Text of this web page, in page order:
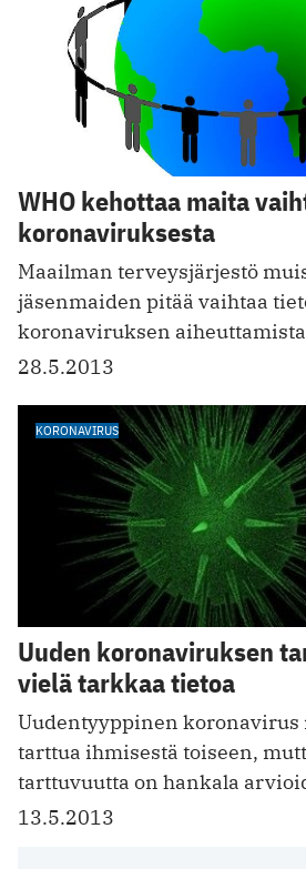
WHO kehottaa maita
koronaviruksesta
Maailman terveysjärjestö
jäsenmaiden pitää vaihtaa
koronaviruksen
28.5.2013
KORONAVIRUS
Uuden koronaviruksen
vielä tarkkaa tietoa
Uudentyyppinen koronavirus
tarttua ihmisestä toiseen,
tarttuvuutta on hankala
13.5.2013